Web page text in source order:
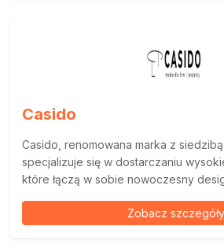
Casido
Casido, renomowana marka z siedzibą
specjalizuje się w dostarczaniu
które łączą w sobie nowoczesny
Zobacz szczegóły